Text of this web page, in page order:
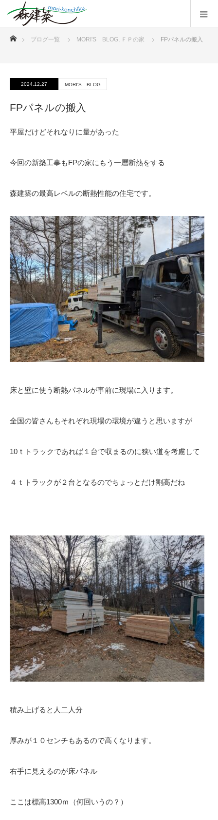
ブログ一覧 MORI'S BLOG, ＦＰの家 FPパネルの搬入
2024.12.27 MORI'S BLOG
FPパネルの搬入
平屋だけどそれなりに量があった
今回の新築工事もFPの家にもう一層断熱をする
森建築の最高レベルの断熱性能の住宅です。
床と壁に使う断熱パネルが事前に現場に入ります。
全国の皆さんもそれぞれ現場の環境が違うと思いますが
10ｔトラックであれば１台で収まるのに狭い道を考慮して
４ｔトラックが２台となるのでちょっとだけ割高だね
積み上げると人二人分
厚みが１０センチもあるので高くなります。
右手に見えるのが床パネル
ここは標高1300ｍ（何回いうの？）